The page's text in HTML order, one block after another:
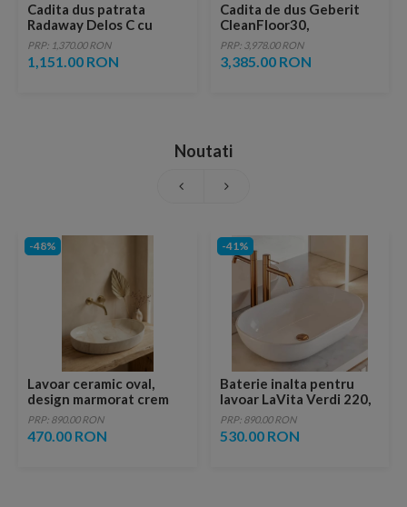
Cadita dus patrata
Radaway Delos C cu
carcasa, 80X80X14,5 cm,
acrilica
PRP: 1,370.00 RON
1,151.00 RON
Cadita de dus Geberit
CleanFloor30,
110x100x3.5 cm, alba
mat
PRP: 3,978.00 RON
3,385.00 RON
Noutati
-48%
Lavoar ceramic oval,
design marmorat crem
lucios cu vene aurii,
ventil inclus
PRP: 890.00 RON
470.00 RON
-41%
Baterie inalta pentru
lavoar LaVita Verdi 220,
fara ventil, brushed
copper
PRP: 890.00 RON
530.00 RON